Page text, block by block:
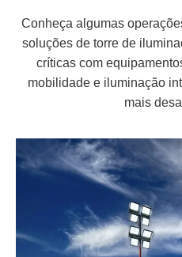
Conheça algumas
soluções de torre de
críticas com
mobilidade e iluminação
mais